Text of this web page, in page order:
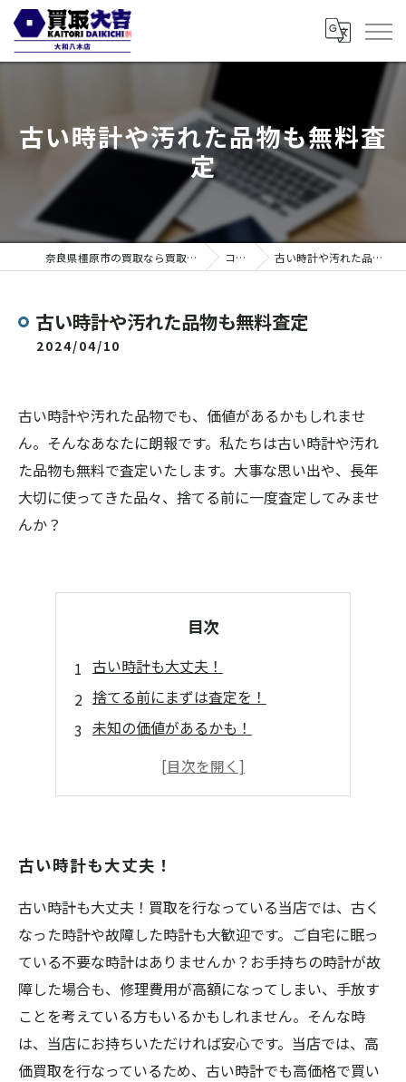
古い時計や汚れた品物も無料査
定
奈良県橿原市の買取なら買取大吉 大和八木店 コラム 古い時計や汚れた品物も無料査定
古い時計や汚れた品物も無料査定
2024/04/10
古い時計や汚れた品物でも、価値があるかもしれませ
ん。そんなあなたに朗報です。私たちは古い時計や汚れ
た品物も無料で査定いたします。大事な思い出や、長年
大切に使ってきた品々、捨てる前に一度査定してみませ
んか？
目次
古い時計も大丈夫！
捨てる前にまずは査定を！
未知の価値があるかも！
高く売れるかも！
古い時計も大丈夫！
古い時計も大丈夫！買取を行なっている当店では、古く
なった時計や故障した時計も大歓迎です。ご自宅に眠っ
ている不要な時計はありませんか？お手持ちの時計が故
障した場合も、修理費用が高額になってしまい、手放す
ことを考えている方もいるかもしれません。そんな時
は、当店にお持ちいただければ安心です。当店では、高
価買取を行なっているため、古い時計でも高価格で買い